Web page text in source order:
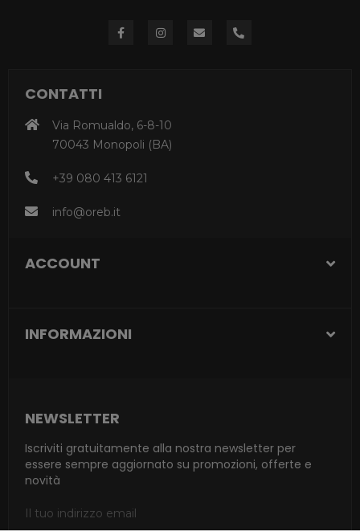
CONTATTI
Via Romualdo, 6-8-10
70043 Monopoli (BA)
+39 080 413 6121
info@oreb.it
ACCOUNT
INFORMAZIONI
NEWSLETTER
Iscriviti gratuitamente alla nostra newsletter per
essere sempre aggiornato su promozioni, offerte e
novità